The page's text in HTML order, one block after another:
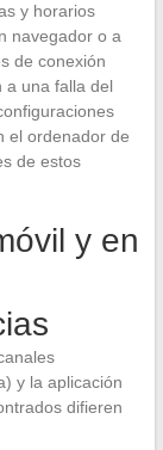
y horarios
navegador o a
de conexión
a una falla del
el ordenador de
de estos
y en
y la aplicación
difieren